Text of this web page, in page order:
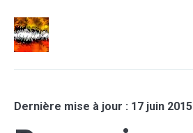
Dernière mise à jour : 17 juin 2015
sur
le